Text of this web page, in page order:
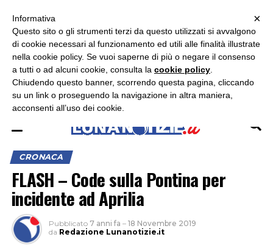
ASCOLTA RADIO LUNA
CRONACA
FLASH – Code sulla Pontina per
incidente ad Aprilia
Pubblicato 7 anni fa – 18 Novembre 2019
da Redazione Lunanotizie.it
×
Informativa
Questo sito o gli strumenti terzi da questo utilizzati si avvalgono
di cookie necessari al funzionamento ed utili alle finalità illustrate
nella cookie policy. Se vuoi saperne di più o negare il consenso
a tutti o ad alcuni cookie, consulta la cookie policy
Chiudendo questo banner, scorrendo questa pagina, cliccando
su un link o proseguendo la navigazione in altra maniera,
acconsenti all’uso dei cookie.